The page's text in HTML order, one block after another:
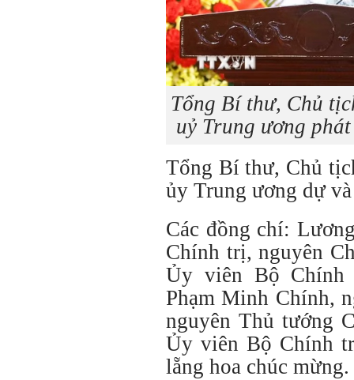
Tổng Bí thư, Chủ
uỷ Trung ương
Tổng Bí thư, Chủ
ủy Trung ương dự
Các đồng chí:
Chính trị, nguyên
Ủy viên Bộ
Phạm Minh Chính,
nguyên Thủ tướng
Ủy viên Bộ Chính
lẵng hoa chúc mừng.